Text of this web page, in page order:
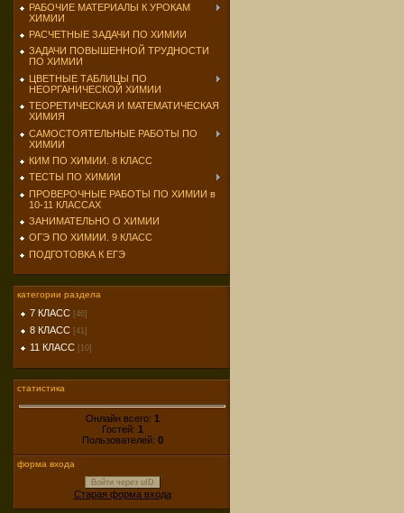
РАБОЧИЕ МАТЕРИАЛЫ К УРОКАМ
ХИМИИ
РАСЧЕТНЫЕ ЗАДАЧИ ПО ХИМИИ
ЗАДАЧИ ПОВЫШЕННОЙ ТРУДНОСТИ
ПО ХИМИИ
ЦВЕТНЫЕ ТАБЛИЦЫ ПО
НЕОРГАНИЧЕСКОЙ ХИМИИ
ТЕОРЕТИЧЕСКАЯ И МАТЕМАТИЧЕСКАЯ
ХИМИЯ
САМОСТОЯТЕЛЬНЫЕ РАБОТЫ ПО
ХИМИИ
КИМ ПО ХИМИИ. 8 КЛАСС
ТЕСТЫ ПО ХИМИИ
ПРОВЕРОЧНЫЕ РАБОТЫ ПО ХИМИИ в
10-11 КЛАССАХ
ЗАНИМАТЕЛЬНО О ХИМИИ
ОГЭ ПО ХИМИИ. 9 КЛАСС
ПОДГОТОВКА К ЕГЭ
категории раздела
7 КЛАСС [46]
8 КЛАСС [41]
11 КЛАСС [10]
статистика
Онлайн всего: 1
Гостей: 1
Пользователей: 0
форма входа
Войти через uID
Старая форма входа